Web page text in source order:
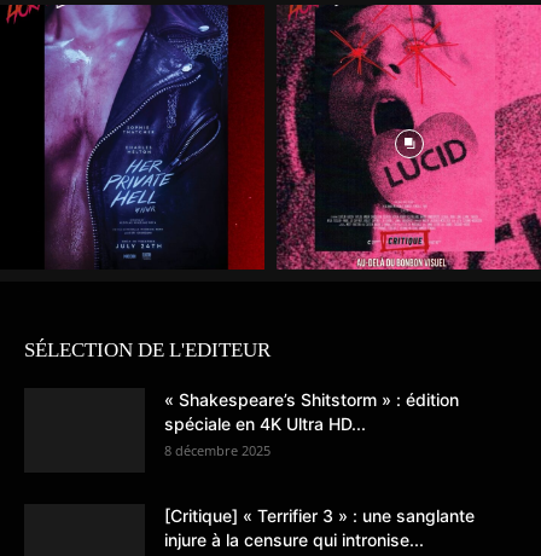
SÉLECTION DE L'EDITEUR
« Shakespeare’s Shitstorm » : édition
spéciale en 4K Ultra HD...
8 décembre 2025
[Critique] « Terrifier 3 » : une sanglante
injure à la censure qui intronise...